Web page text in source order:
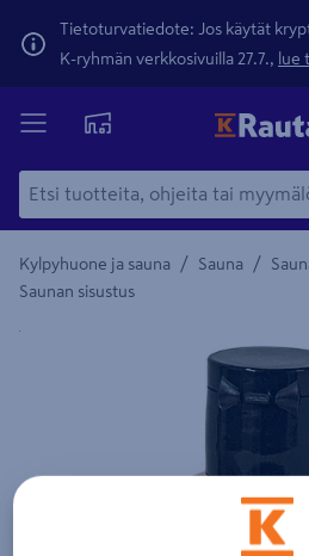
Tietoturvatiedote: Jos käytät
K-ryhmän verkkosivuilla 27.7., lue
Kylpyhuone ja sauna / Sauna /
Saunan sisustus
Yksityiskohtainen kuvaus löytyy